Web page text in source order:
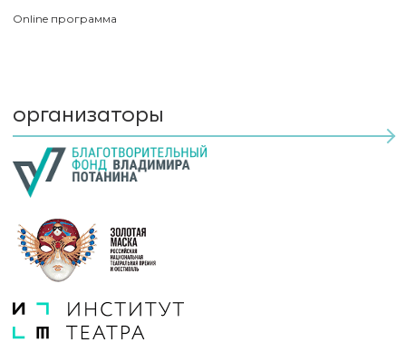
Online программа
организаторы